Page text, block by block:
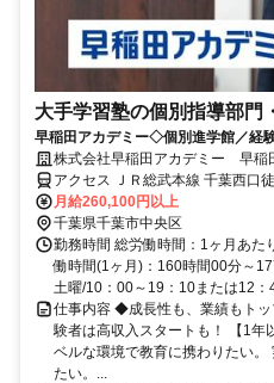
大手学習塾の個別指導部門
早稲田アカデミー◇個別進学館／経
株式会社早稲田アカデミー 早
正社員(講師職)
アクセス ＪＲ総武本線 千葉西口
歩約2分、京成千葉線 新千葉徒歩
月給260,100円以上
千葉県千葉市中央区
勤務時間 総労働時間：1ヶ月あた
働時間(1ヶ月)：160時間00分～
土曜/10：00～19：10または12：
仕事内容 ◆成長性も、業績もト
験者は高収入スタートも！ 【1年
ベルな環境で教育に携わりたい
たい。...